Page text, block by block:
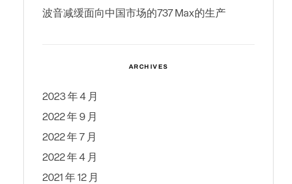
波音减缓面向中国市场的737 Max的生产
ARCHIVES
2023 年 4 月
2022 年 9 月
2022 年 7 月
2022 年 4 月
2021 年 12 月